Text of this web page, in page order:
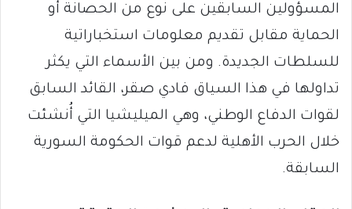
المسؤولين السابقين على نوع من الحصانة أو
الحماية مقابل تقديم معلومات استخباراتية
للسلطات الجديدة. ومن بين الأسماء التي يكثر
تداولها في هذا السياق فادي صقر، القائد السابق
لقوات الدفاع الوطني، وهي الميليشيا التي أُنشئت
خلال الحرب الأهلية لدعم قوات الحكومة السورية
السابقة.